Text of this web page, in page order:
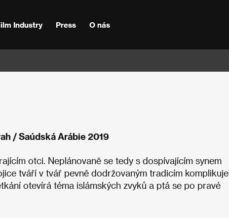
Industry Press O nás
/ Saúdská Arábie 2019
otci. Neplánovaně se tedy s dospívajícím synem
tváří v tvář pevně dodržovaným tradicím komplikuje.
otevírá téma islámských zvyků a ptá se po pravé